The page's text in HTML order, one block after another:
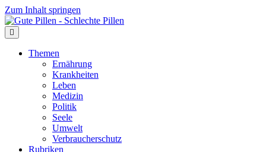
Zum Inhalt springen
Themen
Ernährung
Krankheiten
Leben
Medizin
Politik
Seele
Umwelt
Verbraucherschutz
Rubriken